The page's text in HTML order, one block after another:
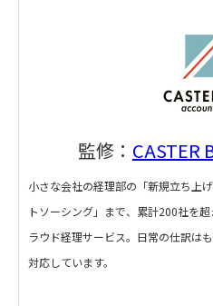
監修： CASTER
小さな会社の経理部の「新規立ち上
トソーシング」まで、累計200社を
ラウド経理サービス。日常の仕訳は
対応しています。